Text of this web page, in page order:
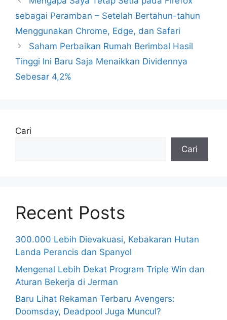
sebagai Peramban – Setelah Bertahun-tahun
Menggunakan Chrome, Edge, dan Safari
Saham Perbaikan Rumah Berimbal Hasil
Tinggi Ini Baru Saja Menaikkan Dividennya
Sebesar 4,2%
Cari
Cari
Recent Posts
300.000 Lebih Dievakuasi, Kebakaran Hutan
Landa Perancis dan Spanyol
Mengenal Lebih Dekat Program Triple Win dan
Aturan Bekerja di Jerman
Baru Lihat Rekaman Terbaru Avengers:
Doomsday, Deadpool Juga Muncul?